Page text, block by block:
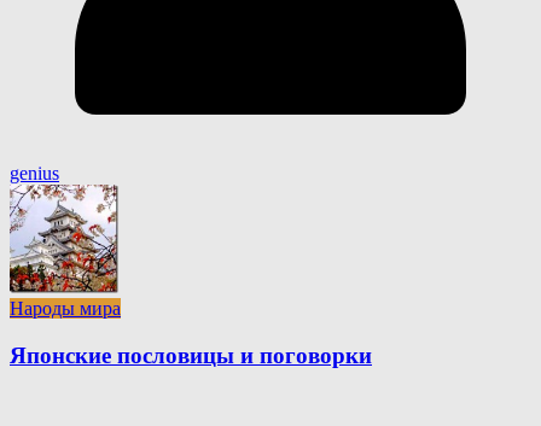
genius
Народы мира
Японские пословицы и поговорки